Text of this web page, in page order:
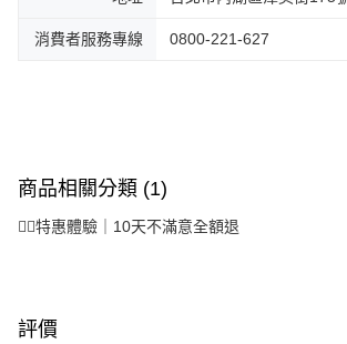
消費者服務專線 0800-221-627
商品相關分類 (1)
🙆‍♀️特惠體驗｜10天不滿意全額退
評價